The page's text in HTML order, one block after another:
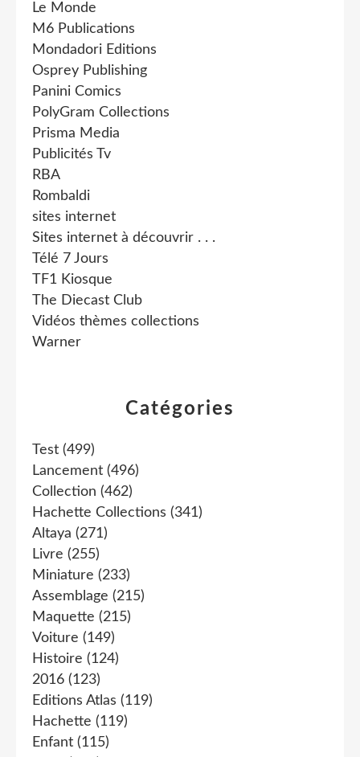
Catégories
Test (499)
Lancement (496)
Collection (462)
Hachette Collections (341)
Altaya (271)
Livre (255)
Miniature (233)
Assemblage (215)
Maquette (215)
Voiture (149)
Histoire (124)
2016 (123)
Editions Atlas (119)
Hachette (119)
Enfant (115)
Le Monde
M6 Publications
Mondadori Editions
Osprey Publishing
Panini Comics
PolyGram Collections
Prisma Media
Publicités Tv
RBA
Rombaldi
sites internet
Sites internet à découvrir . . .
Télé 7 Jours
TF1 Kiosque
The Diecast Club
Vidéos thèmes collections
Warner